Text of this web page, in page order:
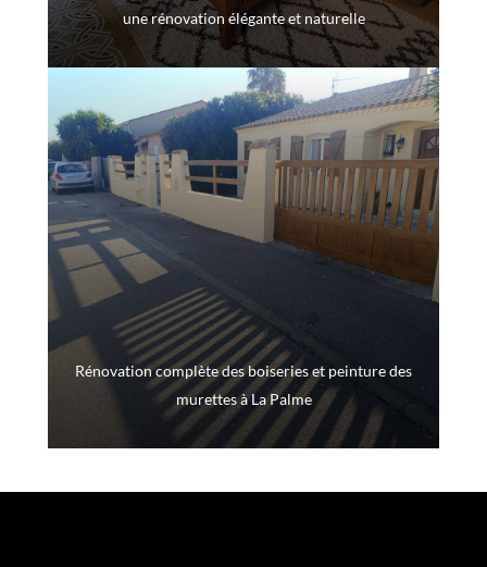
une rénovation élégante et naturelle
Rénovation complète des boiseries et peinture des
murettes à La Palme